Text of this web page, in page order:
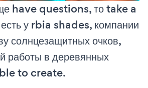
have questions, то take a
у rbia shades, компании
солнцезащитных очков,
работы в деревянных
to create.